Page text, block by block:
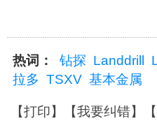
热词： 钻探 Landdrill
拉多 TSXV 基本金属
【打印】【我要纠错】【